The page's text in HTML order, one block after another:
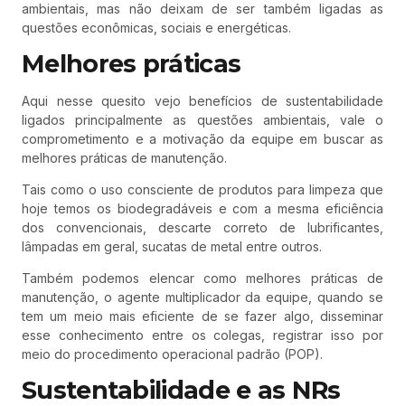
ambientais, mas não deixam de ser também ligadas as
questões econômicas, sociais e energéticas.
Melhores práticas
Aqui nesse quesito vejo benefícios de sustentabilidade
ligados principalmente as questões ambientais, vale o
comprometimento e a motivação da equipe em buscar as
melhores práticas de manutenção.
Tais como o uso consciente de produtos para limpeza que
hoje temos os biodegradáveis e com a mesma eficiência
dos convencionais, descarte correto de lubrificantes,
lâmpadas em geral, sucatas de metal entre outros.
Também podemos elencar como melhores práticas de
manutenção, o agente multiplicador da equipe, quando se
tem um meio mais eficiente de se fazer algo, disseminar
esse conhecimento entre os colegas, registrar isso por
meio do procedimento operacional padrão (POP).
Sustentabilidade e as NRs